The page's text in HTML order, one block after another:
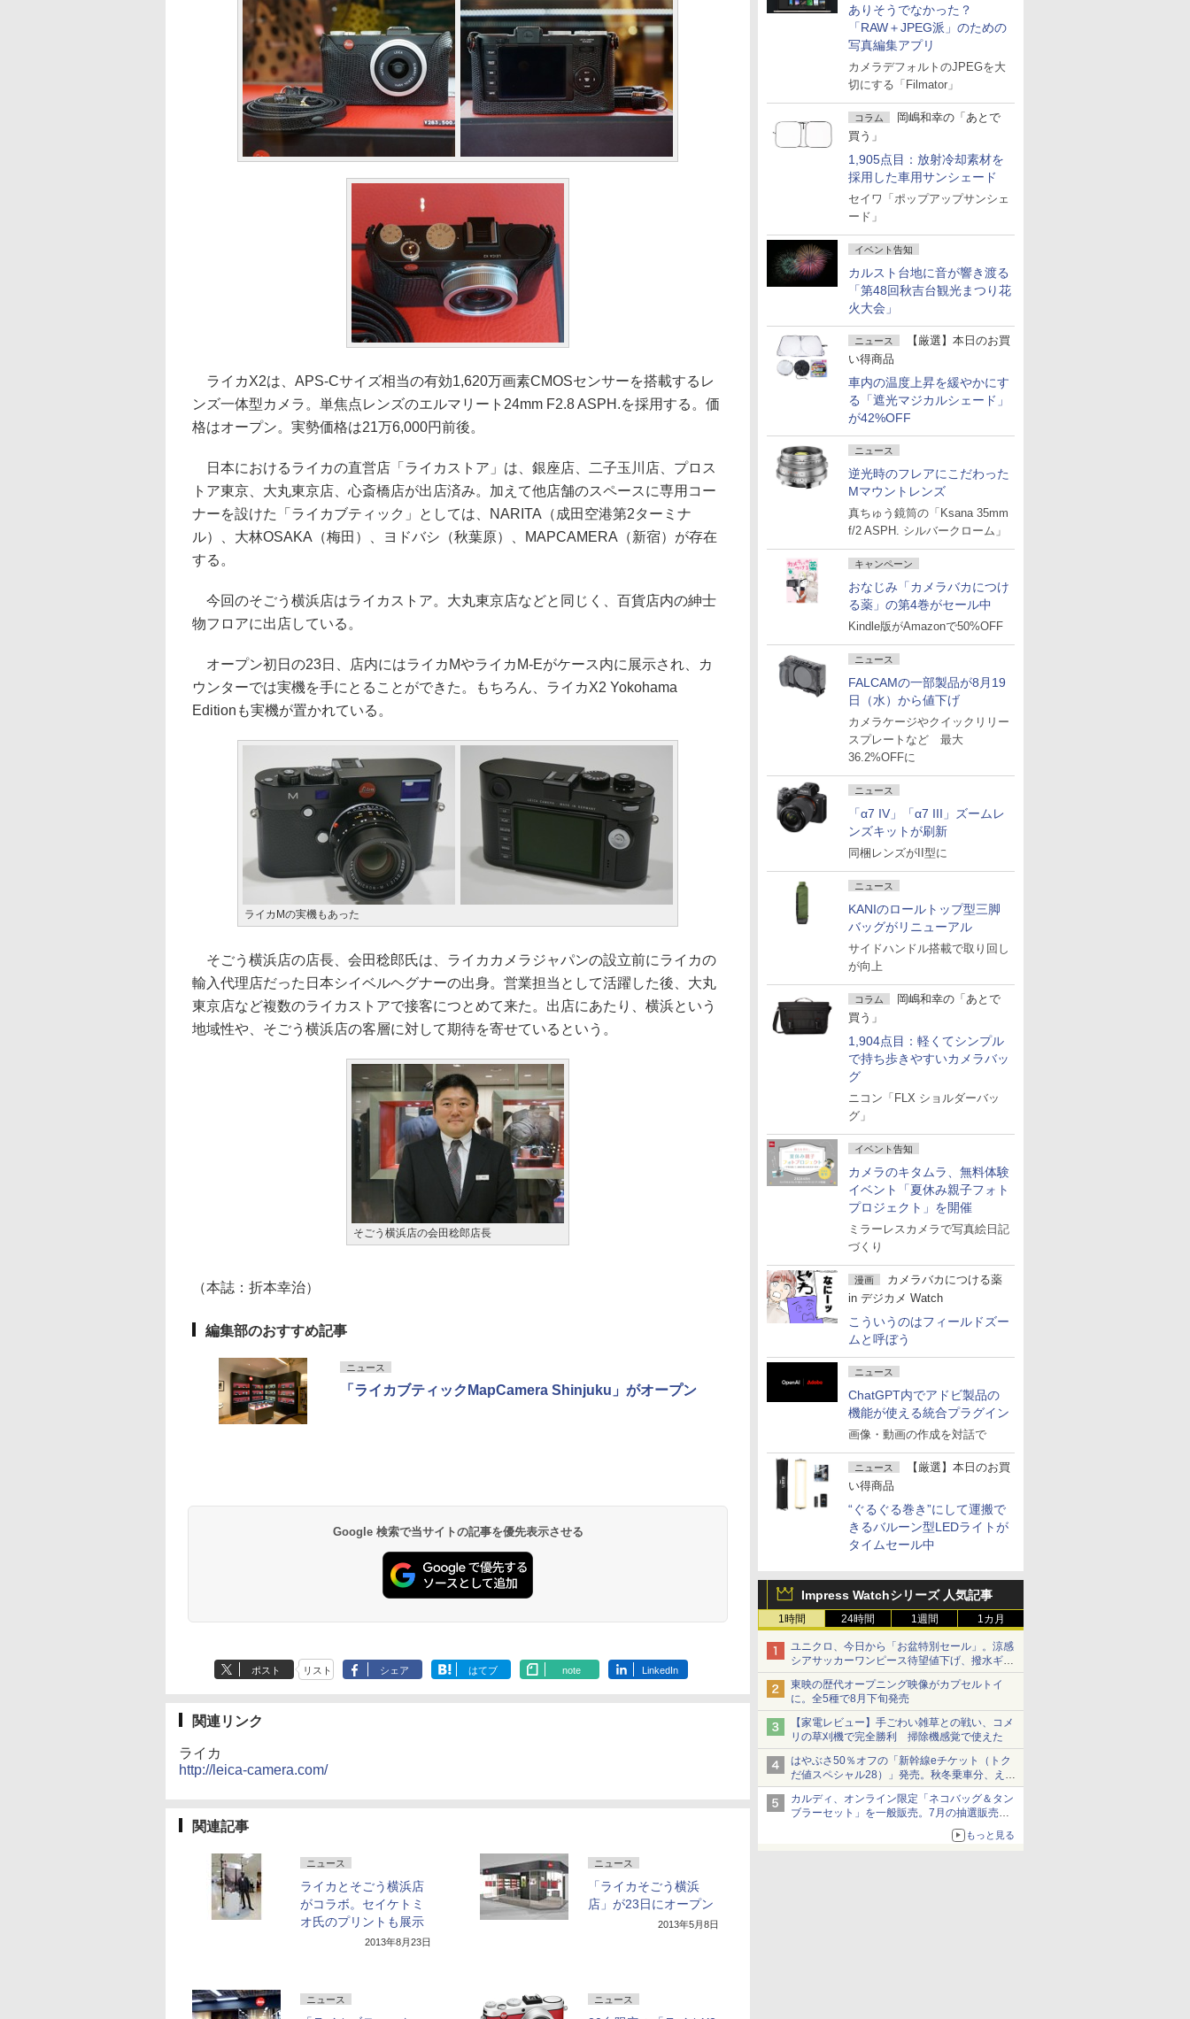
ありそうでなかった？
「RAW＋JPEG派」のための
写真編集アプリ
カメラデフォルトのJPEGを大
切にする「Filmator」
コラム
岡嶋和幸の「あとで
買う」
1,905点目：放射冷却素材を
採用した車用サンシェード
セイワ「ポップアップサンシェ
ード」
イベント告知
カルスト台地に音が響き渡る
「第48回秋吉台観光まつり花
火大会」
ニュース
【厳選】本日のお買
い得商品
車内の温度上昇を緩やかにす
る「遮光マジカルシェード」
が42%OFF
ニュース
逆光時のフレアにこだわった
Mマウントレンズ
真ちゅう鏡筒の「Ksana 35mm
f/2 ASPH. シルバークローム」
キャンペーン
おなじみ「カメラバカにつけ
る薬」の第4巻がセール中
Kindle版がAmazonで50%OFF
ニュース
FALCAMの一部製品が8月19
日（水）から値下げ
カメラケージやクイックリリー
スプレートなど 最大
36.2%OFFに
ニュース
「α7 IV」「α7 III」ズームレ
ンズキットが刷新
同梱レンズがII型に
ニュース
KANIのロールトップ型三脚
バッグがリニューアル
サイドハンドル搭載で取り回し
が向上
コラム
岡嶋和幸の「あとで
買う」
1,904点目：軽くてシンプル
で持ち歩きやすいカメラバッ
グ
ニコン「FLX ショルダーバッ
グ」
イベント告知
カメラのキタムラ、無料体験
イベント「夏休み親子フォト
プロジェクト」を開催
ミラーレスカメラで写真絵日記
づくり
漫画
カメラバカにつける薬
in デジカメ Watch
こういうのはフィールドズー
ムと呼ぼう
ニュース
ChatGPT内でアドビ製品の
機能が使える統合プラグイン
画像・動画の作成を対話で
ニュース
【厳選】本日のお買
い得商品
“ぐるぐる巻き”にして運搬で
きるバルーン型LEDライトが
タイムセール中
Impress Watchシリーズ 人気記事
1時間 24時間 1週間 1カ月
ユニクロ、今日から「お盆特別セール」。涼感
シアサッカーワンピース待望値下げ、撥水ギア
ショーツは1990円に
東映の歴代オープニング映像がカプセルトイ
に。全5種で8月下旬発売
【家電レビュー】手ごわい雑草との戦い、コメ
リの草刈機で完全勝利 掃除機感覚で使えた
はやぶさ50％オフの「新幹線eチケット（トク
だ値スペシャル28）」発売。秋冬乗車分、えき
ねっと限定
カルディ、オンライン限定「ネコバッグ＆タン
ブラーセット」を一般販売。7月の抽選販売の
もっと見る
ライカX2は、APS-Cサイズ相当の有効1,620万画素CMOSセンサーを搭載するレ
ンズ一体型カメラ。単焦点レンズのエルマリート24mm F2.8 ASPH.を採用する。価
格はオープン。実勢価格は21万6,000円前後。
日本におけるライカの直営店「ライカストア」は、銀座店、二子玉川店、プロス
トア東京、大丸東京店、心斎橋店が出店済み。加えて他店舗のスペースに専用コー
ナーを設けた「ライカブティック」としては、NARITA（成田空港第2ターミナ
ル）、大林OSAKA（梅田）、ヨドバシ（秋葉原）、MAPCAMERA（新宿）が存在
する。
今回のそごう横浜店はライカストア。大丸東京店などと同じく、百貨店内の紳士
物フロアに出店している。
オープン初日の23日、店内にはライカMやライカM-Eがケース内に展示され、カ
ウンターでは実機を手にとることができた。もちろん、ライカX2 Yokohama
Editionも実機が置かれている。
ライカMの実機もあった
そごう横浜店の店長、会田稔郎氏は、ライカカメラジャパンの設立前にライカの
輸入代理店だった日本シイベルヘグナーの出身。営業担当として活躍した後、大丸
東京店など複数のライカストアで接客につとめて来た。出店にあたり、横浜という
地域性や、そごう横浜店の客層に対して期待を寄せているという。
そごう横浜店の会田稔郎店長
（本誌：折本幸治）
編集部のおすすめ記事
ニュース
「ライカブティックMapCamera Shinjuku」がオープン
Google 検索で当サイトの記事を優先表示させる
ポスト リスト シェア はてブ note LinkedIn
関連リンク
ライカ
http://leica-camera.com/
関連記事
ニュース
ライカとそごう横浜店
がコラボ。セイケトミ
オ氏のプリントも展示
2013年8月23日
ニュース
「ライカそごう横浜
店」が23日にオープン
2013年5月8日
ニュース ニュース